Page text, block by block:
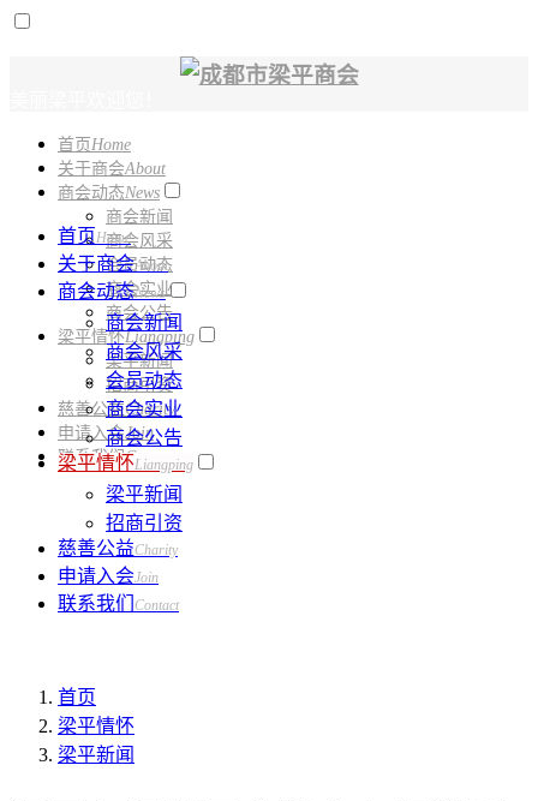
首页Home
关于商会About
商会动态News
商会新闻
商会风采
会员动态
商会实业
商会公告
梁平情怀Liangping
梁平新闻
招商引资
慈善公益Charity
申请入会Join
联系我们Contact
首页Home
关于商会About
商会动态News
商会新闻
商会风采
会员动态
商会实业
商会公告
梁平情怀Liangping
梁平新闻
招商引资
慈善公益Charity
申请入会Join
联系我们 Contact
首页
梁平情怀
梁平新闻